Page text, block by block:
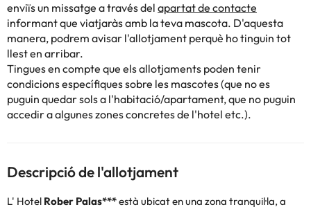
enviïs un missatge a través del apartat de contacte
informant que viatjaràs amb la teva mascota. D'aquesta
manera, podrem avisar l'allotjament perquè ho tinguin tot
llest en arribar.
Tingues en compte que els allotjaments poden tenir
condicions específiques sobre les mascotes (que no es
puguin quedar sols a l'habitació/apartament, que no puguin
accedir a algunes zones concretes de l'hotel etc.).
Descripció de l'allotjament
L' Hotel Rober Palas***està ubicat en una zona tranquil·la, a